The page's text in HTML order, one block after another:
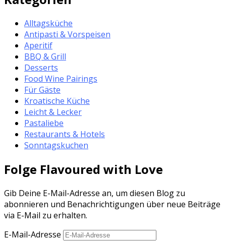
Alltagsküche
Antipasti & Vorspeisen
Aperitif
BBQ & Grill
Desserts
Food Wine Pairings
Für Gäste
Kroatische Küche
Leicht & Lecker
Pastaliebe
Restaurants & Hotels
Sonntagskuchen
Folge Flavoured with Love
Gib Deine E-Mail-Adresse an, um diesen Blog zu
abonnieren und Benachrichtigungen über neue Beiträge
via E-Mail zu erhalten.
E-Mail-Adresse